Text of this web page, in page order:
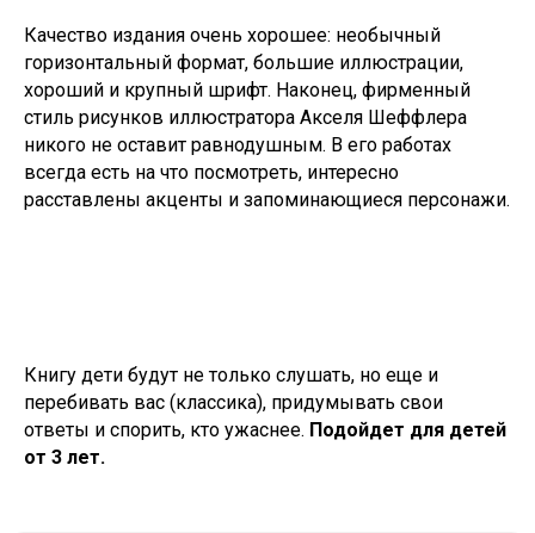
Качество издания очень хорошее: необычный
горизонтальный формат, большие иллюстрации,
хороший и крупный шрифт. Наконец, фирменный
стиль рисунков иллюстратора Акселя Шеффлера
никого не оставит равнодушным. В его работах
всегда есть на что посмотреть, интересно
расставлены акценты и запоминающиеся персонажи.
Книгу дети будут не только слушать, но еще и
перебивать вас (классика), придумывать свои
ответы и спорить, кто ужаснее. Подойдет для детей
от 3 лет.